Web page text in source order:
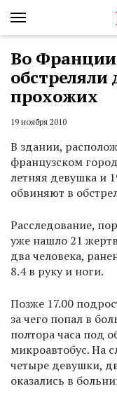
Во
обстреляли
прохожих
19 ноября 2010
В здании,
французском
летняя девушка и
обвиняют в
Расследование,
уже нашло 21
два человека,
8.4 в руку и ноги.
Позже 17.00
за чего попал в
полтора часа под
микроавтобус. На
четыре девушки,
оказались в